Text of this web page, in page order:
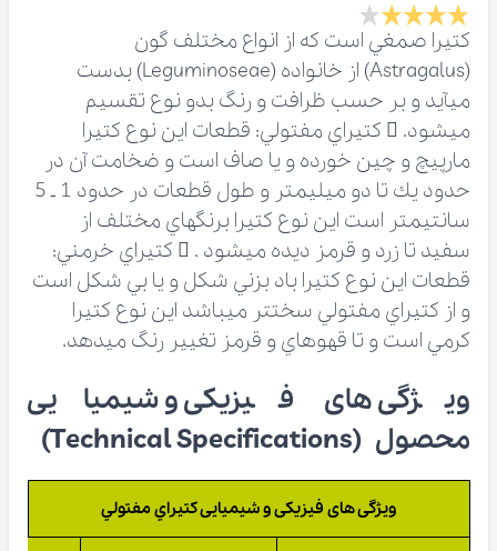
كتيرا صمغي است كه از انواع مختلف گون
(Astragalus) از خانواده (Leguminoseae) بدست
مي‏آيد و بر حسب ظرافت و رنگ بدو نوع تقسيم
مي‏شود.  كتيراي مفتولي: قطعات اين نوع كتيرا
مارپيچ و چين خورده و يا صاف است و ضخامت آن در
حدود يك تا دو ميليمتر و طول قطعات در حدود 1 ـ 5
سانتيمتر است اين نوع كتيرا برنگهاي مختلف از
سفيد تا زرد و قرمز ديده مي‏شود .  كتيراي خرمني:
قطعات اين نوع كتيرا باد بزني شكل و يا بي شكل است
و از كتيراي مفتولي سخت‏تر مي‏باشد اين نوع كتيرا
كرمي است و تا قهوه‏اي و قرمز تغيير رنگ مي‏دهد.
ویژگی های فیزیکی و شیمیایی
محصول (Technical Specifications)
ویژگی های فیزیکی و شیمیایی كتيراي مفتولي